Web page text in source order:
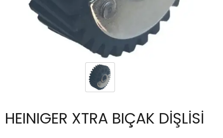
HEINIGER XTRA BIÇAK DİŞLİSİ